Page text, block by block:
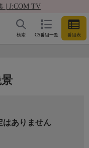
| J:COM TV
CS番組一覧 番組表
検索
はありません